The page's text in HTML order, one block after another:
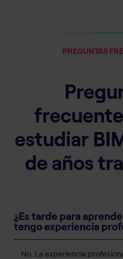
PREGUNTAS
estudiar
de años
¿Es tarde para
tengo experiencia
No. La experiencia